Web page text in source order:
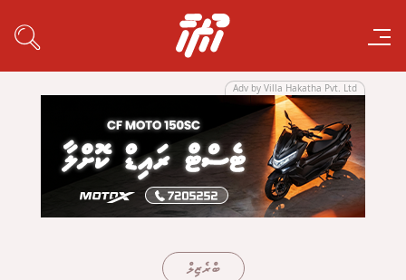
Adv by Villa Hakatha Pvt. Ltd
ބްރެޒިލް